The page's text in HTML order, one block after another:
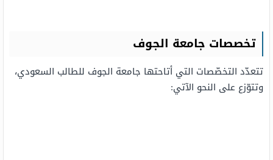
تخصصات جامعة الجوف
تتعدّد التخصّصات التي أتاحتها جامعة الجوف للطالب السعودي،
وتتوّزع على النحو الآتي: